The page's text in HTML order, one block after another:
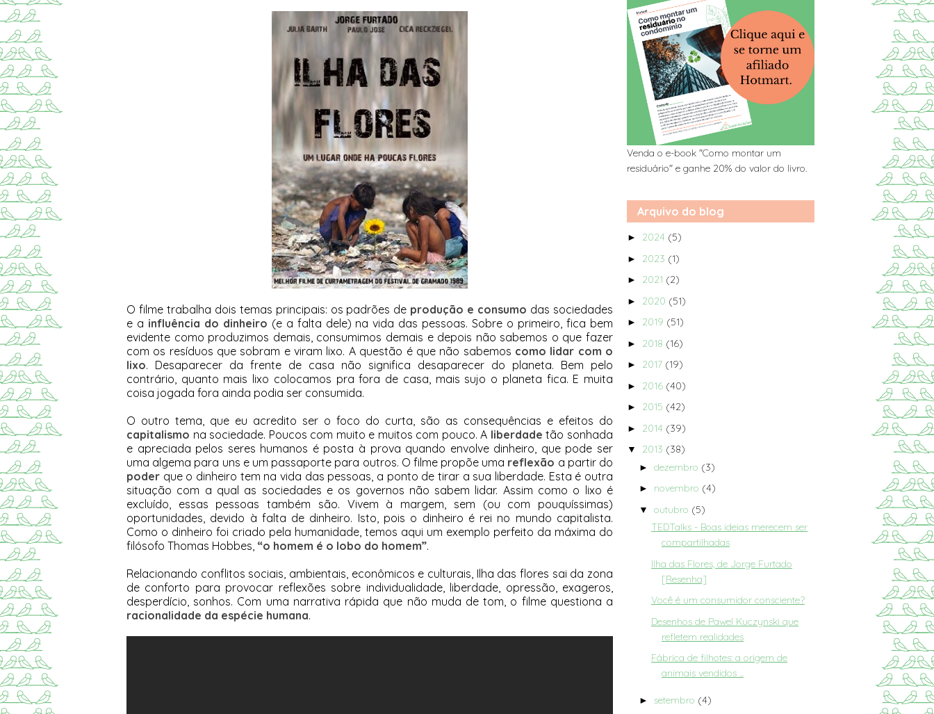
O filme trabalha dois temas principais: os padrões de produção e consumo das sociedades
e a influência do dinheiro (e a falta dele) na vida das pessoas. Sobre o primeiro, fica bem
evidente como produzimos demais, consumimos demais e depois não sabemos o que fazer
com os resíduos que sobram e viram lixo. A questão é que não sabemos como lidar com o
lixo. Desaparecer da frente de casa não significa desaparecer do planeta. Bem pelo
contrário, quanto mais lixo colocamos pra fora de casa, mais sujo o planeta fica. E muita
coisa jogada fora ainda podia ser consumida.
O outro tema, que eu acredito ser o foco do curta, são as consequências e efeitos do
capitalismo na sociedade. Poucos com muito e muitos com pouco. A liberdade tão sonhada
e apreciada pelos seres humanos é posta à prova quando envolve dinheiro, que pode ser
uma algema para uns e um passaporte para outros. O filme propõe uma reflexão a partir do
poder que o dinheiro tem na vida das pessoas, a ponto de tirar a sua liberdade. Esta é outra
situação com a qual as sociedades e os governos não sabem lidar. Assim como o lixo é
excluído, essas pessoas também são. Vivem à margem, sem (ou com pouquíssimas)
oportunidades, devido à falta de dinheiro. Isto, pois o dinheiro é rei no mundo capitalista.
Como o dinheiro foi criado pela humanidade, temos aqui um exemplo perfeito da máxima do
filósofo Thomas Hobbes, “o homem é o lobo do homem”.
Relacionando conflitos sociais, ambientais, econômicos e culturais, Ilha das flores sai da zona
de conforto para provocar reflexões sobre individualidade, liberdade, opressão, exageros,
desperdício, sonhos. Com uma narrativa rápida que não muda de tom, o filme questiona a
racionalidade da espécie humana.
Venda o e-book "Como montar um
residuário" e ganhe 20% do valor do livro.
Arquivo do blog
► 2024 (5)
► 2023 (1)
► 2021 (2)
► 2020 (51)
► 2019 (51)
► 2018 (16)
► 2017 (19)
► 2016 (40)
► 2015 (42)
► 2014 (39)
▼ 2013 (38)
► dezembro (3)
► novembro (4)
▼ outubro (5)
TEDTalks - Boas ideias merecem ser
compartilhadas
Ilha das Flores, de Jorge Furtado
[Resenha]
Você é um consumidor consciente?
Desenhos de Pawel Kuczynski que
refletem realidades
Fábrica de filhotes: a origem de
animais vendidos ...
► setembro (4)